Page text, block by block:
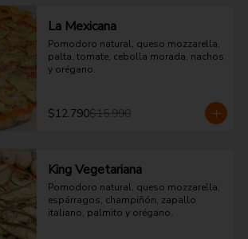
La Mexicana
Pomodoro natural, queso mozzarella,
palta, tomate, cebolla morada, nachos
y orégano.
$12.790$15.990
King Vegetariana
Pomodoro natural, queso mozzarella,
espárragos, champiñón, zapallo
italiano, palmito y orégano.